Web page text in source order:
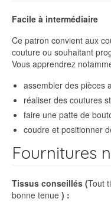
Facile à intermédiaire
Ce patron convient aux
couture ou souhaitant
Vous apprendrez
assembler des pièces
réaliser des coutures
faire une patte de
coudre et positionner
Fournitures
Tissus conseillés (Tout
bonne tenue ) :